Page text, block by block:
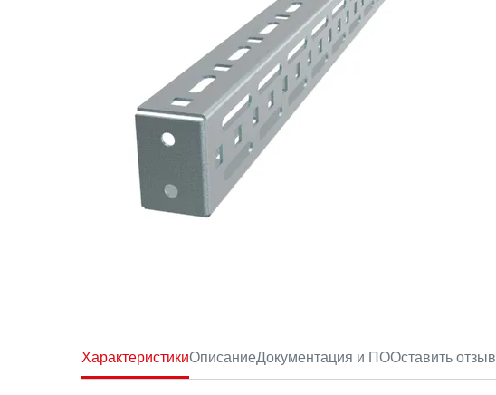
ХарактеристикиОписаниеДокументация и ПООставить отзыв